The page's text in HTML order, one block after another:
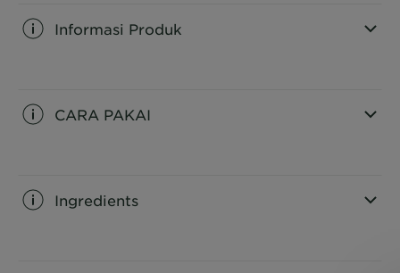
Informasi Produk
CARA PAKAI
Ingredients